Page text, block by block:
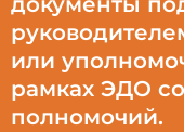
или
рамках ЭДО
полномочий.